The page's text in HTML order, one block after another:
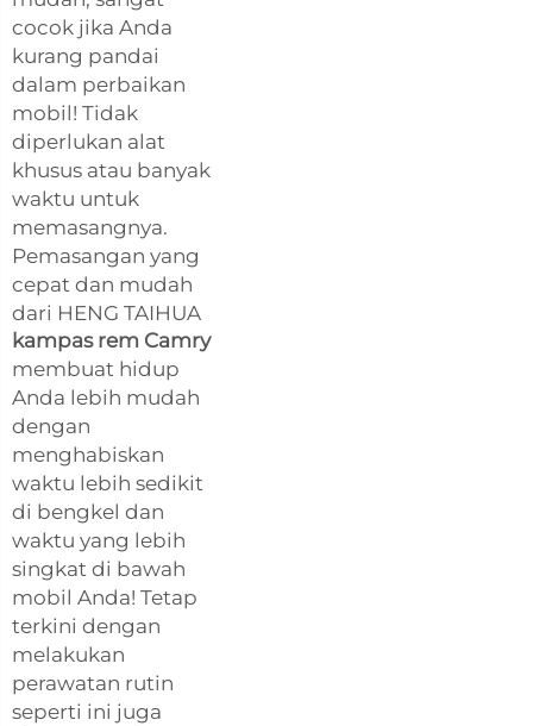
cocok jika Anda
kurang pandai
dalam perbaikan
mobil! Tidak
diperlukan alat
khusus atau banyak
waktu untuk
memasangnya.
Pemasangan yang
cepat dan mudah
dari HENG TAIHUA
kampas rem Camry
membuat hidup
Anda lebih mudah
dengan
menghabiskan
waktu lebih sedikit
di bengkel dan
waktu yang lebih
singkat di bawah
mobil Anda! Tetap
terkini dengan
melakukan
perawatan rutin
seperti ini juga